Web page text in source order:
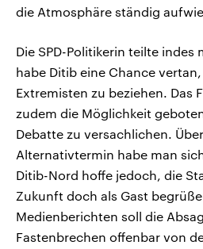
die Atmosphäre ständig
Die SPD-Politikerin teilte
habe Ditib eine Chance
Extremisten zu beziehen. Das
zudem die Möglichkeit
Debatte zu versachlichen.
Alternativtermin habe man
Ditib-Nord hoffe jedoch, die
Zukunft doch als Gast
Medienberichten soll die
Fastenbrechen offenbar von